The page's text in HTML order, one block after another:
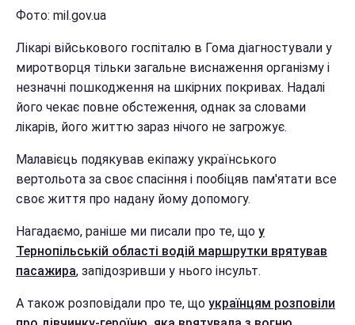
Фото: mil.gov.ua
Лікарі військового госпіталю в Гома діагностували у
миротворця тільки загальне виснаження організму і
незначні пошкодження на шкірних покривах. Надалі
його чекає повне обстеження, однак за словами
лікарів, його життю зараз нічого не загрожує.
Малавієць подякував екіпажу українського
вертольота за своє спасіння і пообіцяв пам'ятати все
своє життя про надану йому допомогу.
Нагадаємо, раніше ми писали про те, що у
Тернопільській області водій маршрутки врятував
пасажира, запідозривши у нього інсульт.
А також розповідали про те, що українцям розповіли